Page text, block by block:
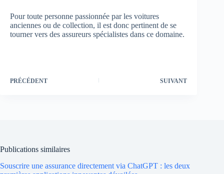
Pour toute personne passionnée par les voitures
anciennes ou de collection, il est donc pertinent de se
tourner vers des assureurs spécialistes dans ce domaine.
PRÉCÉDENT SUIVANT
Publications similaires
Souscrire une assurance directement via ChatGPT : les deux